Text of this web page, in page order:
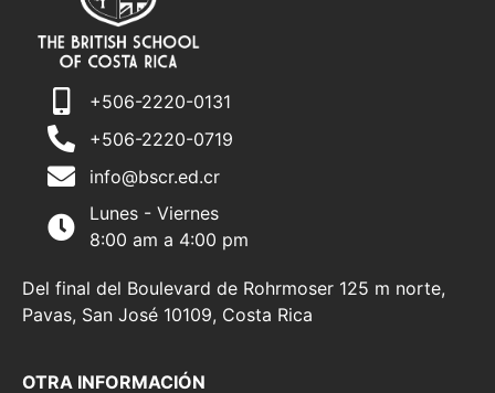
+506-2220-0131
+506-2220-0719
info@bscr.ed.cr
Lunes - Viernes
8:00 am a 4:00 pm
Del final del Boulevard de Rohrmoser 125 m norte,
Pavas, San José 10109, Costa Rica
OTRA INFORMACIÓN